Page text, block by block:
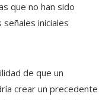
que no han sido
iniciales
de que un
crear un precedente